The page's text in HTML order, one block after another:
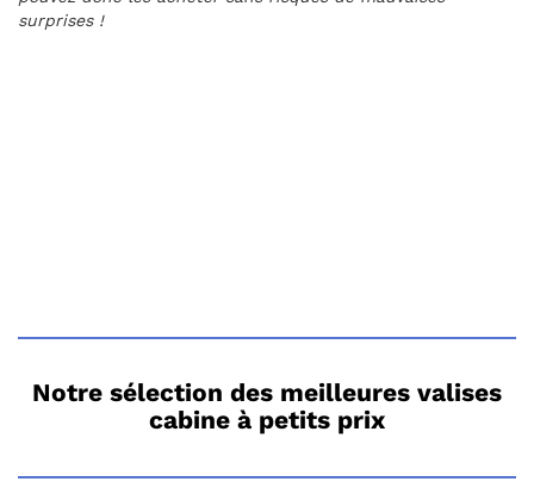
surprises !
Notre sélection des meilleures valises
cabine à petits prix